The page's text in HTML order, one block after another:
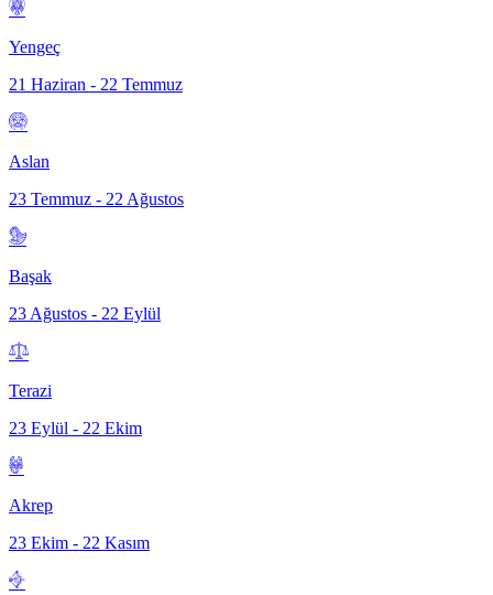
Yengeç
21 Haziran - 22 Temmuz
Aslan
23 Temmuz - 22 Ağustos
Başak
23 Ağustos - 22 Eylül
Terazi
23 Eylül - 22 Ekim
Akrep
23 Ekim - 22 Kasım